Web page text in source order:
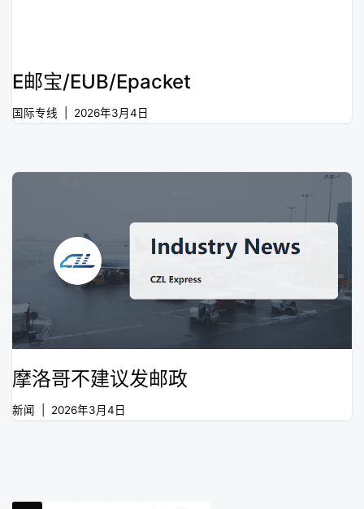
E邮宝/EUB/Epacket
国际专线 2026年3月4日
摩洛哥不建议发邮政
新闻 2026年3月4日